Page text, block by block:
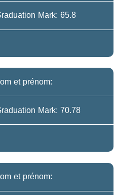
Mark: 65.8
et prénom:
Mark: 70.78
et prénom: